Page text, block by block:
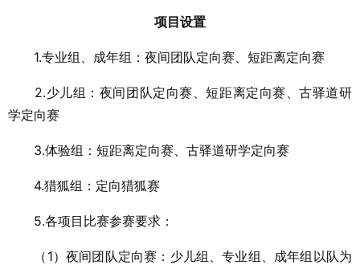
项目设置
1.专业组、成年组：夜间团队定向赛、短距离定向赛
2.少儿组：夜间团队定向赛、短距离定向赛、古驿道研
学定向赛
3.体验组：短距离定向赛、古驿道研学定向赛
4.猎狐组：定向猎狐赛
5.各项目比赛参赛要求：
（1）夜间团队定向赛：少儿组、专业组、成年组以队为